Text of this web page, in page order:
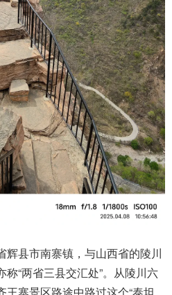
辉县市南寨镇，与山西省的陵川
“两省三县交汇处”。从陵川六
王寨景区路途中路过这个“泰坦